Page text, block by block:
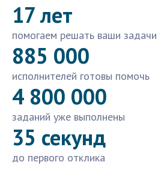
17 лет
помогаем решать ваши задачи
885 000
исполнителей готовы помочь
4 800 000
заданий уже выполнены
35 секунд
до первого отклика